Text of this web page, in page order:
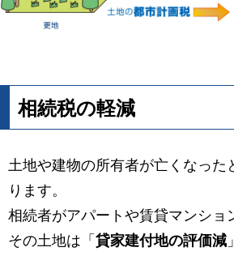
相続税の軽減
土地や建物の所有者が亡くなった
ります。
相続者がアパートや賃貸マンショ
その土地は「 貸家建付地の評価減